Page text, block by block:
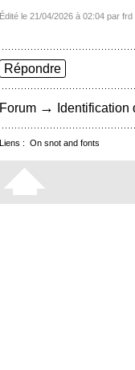
Édité le 21/04/2026 à 02:04 par frd
Répondre
Forum → Identification
Liens : On snot and fonts